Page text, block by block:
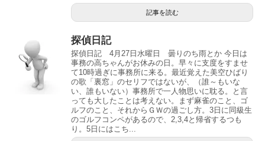
記事を読む
探偵日記
探偵日記 4月27日水曜日 曇りのち雨とか 今日は
事務の高ちゃんがお休みの日。早々に支度をすませ
て10時過ぎに事務所に来る。最近覚えた美空ひばり
の歌「裏窓」のセリフではないが、（誰～もいな
い、誰もいない）事務所で一人物思いに耽る。と言
っても大したことは考えない。まず麻雀のこと、ゴ
ルフのこと、それからＧＷの過ごし方。3日に同級生
のゴルフコンペがあるので、2,3,4と帰省するつも
り。5日にはこち...